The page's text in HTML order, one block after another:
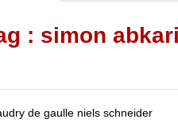
: simon
de gaulle niels schneider